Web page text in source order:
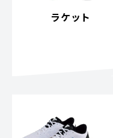
ラケット